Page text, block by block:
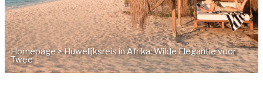
Homepage>Huwelijksreis in Afrika: Wilde Elegantie voor
Twee